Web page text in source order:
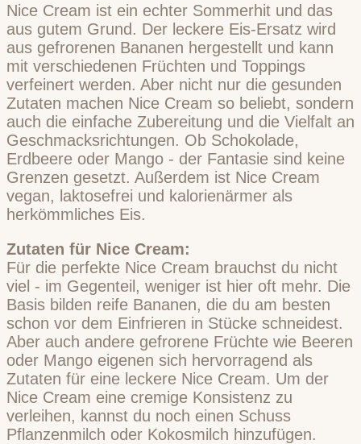
Nice Cream ist ein echter Sommerhit und das
aus gutem Grund. Der leckere Eis-Ersatz wird
aus gefrorenen Bananen hergestellt und kann
mit verschiedenen Früchten und Toppings
verfeinert werden. Aber nicht nur die gesunden
Zutaten machen Nice Cream so beliebt, sondern
auch die einfache Zubereitung und die Vielfalt an
Geschmacksrichtungen. Ob Schokolade,
Erdbeere oder Mango - der Fantasie sind keine
Grenzen gesetzt. Außerdem ist Nice Cream
vegan, laktosefrei und kalorienärmer als
herkömmliches Eis.
Zutaten für Nice Cream:
Für die perfekte Nice Cream brauchst du nicht
viel - im Gegenteil, weniger ist hier oft mehr. Die
Basis bilden reife Bananen, die du am besten
schon vor dem Einfrieren in Stücke schneidest.
Aber auch andere gefrorene Früchte wie Beeren
oder Mango eigenen sich hervorragend als
Zutaten für eine leckere Nice Cream. Um der
Nice Cream eine cremige Konsistenz zu
verleihen, kannst du noch einen Schuss
Pflanzenmilch oder Kokosmilch hinzufügen.